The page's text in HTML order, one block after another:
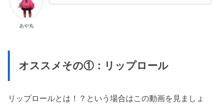
あや丸
オススメその①：リップロール
リップロールとは！？という場合はこの動画を見ましょ